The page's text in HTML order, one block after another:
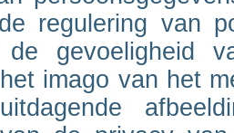
regulering van
gevoeligheid
imago van het